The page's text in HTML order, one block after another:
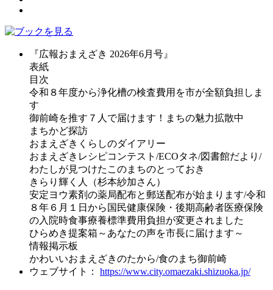
『広報おまえざき 2026年6月号』
表紙
目次
令和８年度から浄化槽の検査費用を市が全額負担しま
す
御前崎を推す７人で届けます！まちの魅力拡散中
まちかど探訪
おまえざきくらしのダイアリー
おまえざきレシピコンテスト/ECOタネ/図書館だより/
わたしが見つけたこのまちのとっておき
きらり輝く人（杉本紗加さん）
安定ヨウ素剤の薬局配布と郵送配布が始まります/令和
８年６月１日から国民健康保険・後期高齢者医療保険
の入院時食事療養標準費用負担が変更されました
ひらめき提案箱～あなたの声を市長に届けます～
情報掲示板
かわいいおまえざきのたから/食のまち御前崎
ウェブサイト： https://www.city.omaezaki.shizuoka.jp/